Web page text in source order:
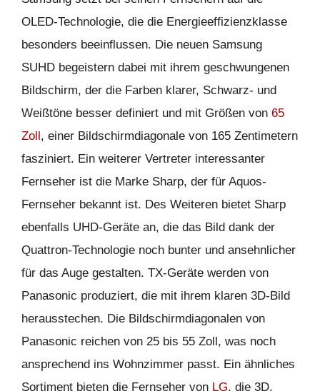
OLED-Technologie, die die Energieeffizienzklasse
besonders beeinflussen. Die neuen Samsung
SUHD begeistern dabei mit ihrem geschwungenen
Bildschirm, der die Farben klarer, Schwarz- und
Weißtöne besser definiert und mit Größen von 65
Zoll , einer Bildschirmdiagonale von 165 Zentimetern
fasziniert. Ein weiterer Vertreter interessanter
Fernseher ist die Marke Sharp, der für Aquos-
Fernseher bekannt ist. Des Weiteren bietet Sharp
ebenfalls UHD-Geräte an, die das Bild dank der
Quattron-Technologie noch bunter und ansehnlicher
für das Auge gestalten. TX-Geräte werden von
Panasonic produziert, die mit ihrem klaren 3D-Bild
herausstechen. Die Bildschirmdiagonalen von
Panasonic reichen von 25 bis 55 Zoll, was noch
ansprechend ins Wohnzimmer passt. Ein ähnliches
Sortiment bieten die Fernseher von LG, die 3D,